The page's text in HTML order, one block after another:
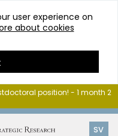
user experience on
about cookies
SV
position! - 1 month 2